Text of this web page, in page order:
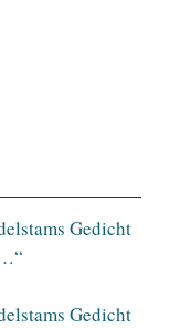
Gedicht
Gedicht